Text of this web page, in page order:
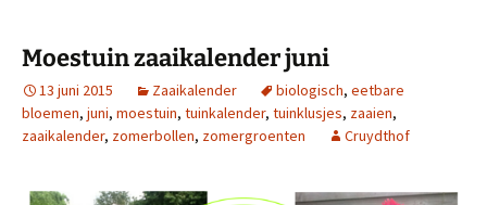
k
s
t
Moestuin zaaikalender juni
13 juni 2015 Zaaikalender biologisch, eetbare
bloemen, juni, moestuin, tuinkalender, tuinklusjes, zaaien,
zaaikalender, zomerbollen, zomergroenten Cruydthof